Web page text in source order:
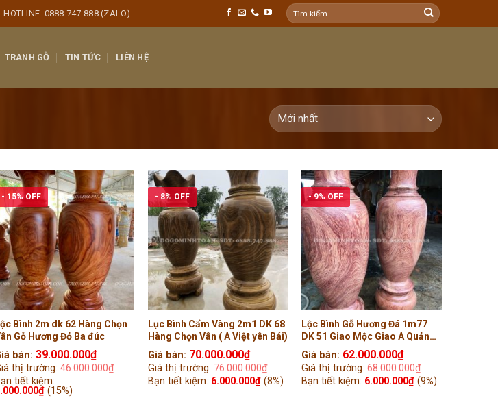
HOTLINE: 0888.747.888 (ZALO)
Tìm
kiếm:
TRANH GỖ TIN TỨC LIÊN HỆ
- 15% OFF
Bình 2m dk 62 Hàng Chọn
Gỗ Hương Đỏ Ba đúc
bán: 39.000.000₫
thị trường:46.000.000₫
tiết kiệm:
₫ (15%)
- 8% OFF
Lục Bình Cẩm Vàng 2m1 DK 68
Hàng Chọn Vân ( A Việt yên Bái)
Giá bán: 70.000.000₫
Giá thị trường:76.000.000₫
Bạn tiết kiệm: 6.000.000₫ (8%)
- 9% OFF
Lộc Bình Gỗ Hương Đá 1m77
DK 51 Giao Mộc Giao A Quảng
Đà nẵng
Giá bán: 62.000.000₫
Giá thị trường:68.000.000₫
Bạn tiết kiệm: 6.000.000₫ (9%)